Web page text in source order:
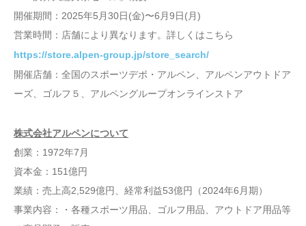
開催期間：2025年5月30日(金)〜6月9日(月)
営業時間：店舗により異なります。詳しくはこちら
https://store.alpen-group.jp/store_search/
開催店舗：全国のスポーツデポ・アルペン、アルペンアウトドア
ーズ、ゴルフ５、アルペングループオンラインストア
株式会社アルペンについて
創業：1972年7月
資本金：151億円
業績：売上高2,529億円、経常利益53億円（2024年6月期）
事業内容：・各種スポーツ用品、ゴルフ用品、アウトドア用品等